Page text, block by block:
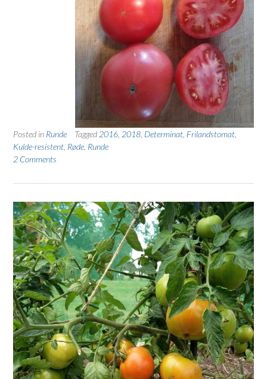
Posted in Runde Tagged 2016 2018 Determinat Frilandstomat
Kulde-resistent Røde Runde
2 Comments